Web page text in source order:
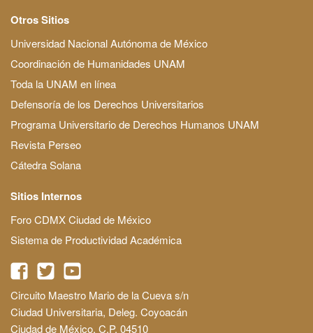
Otros Sitios
Universidad Nacional Autónoma de México
Coordinación de Humanidades UNAM
Toda la UNAM en línea
Defensoría de los Derechos Universitarios
Programa Universitario de Derechos Humanos UNAM
Revista Perseo
Cátedra Solana
Sitios Internos
Foro CDMX Ciudad de México
Sistema de Productividad Académica
Circuito Maestro Mario de la Cueva s/n
Ciudad Universitaria, Deleg. Coyoacán
Ciudad de México, C.P. 04510